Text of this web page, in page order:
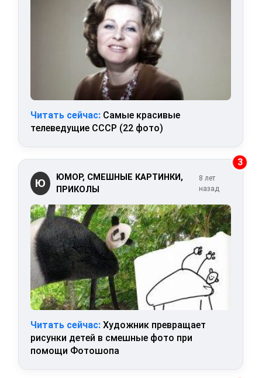
Читать сейчас: Самые красивые
телеведущие СССР (22 фото)
3
Ю
ЮМОР, СМЕШНЫЕ КАРТИНКИ,
ПРИКОЛЫ
8 лет
назад
Читать сейчас: Художник превращает
рисунки детей в смешные фото при
помощи Фотошопа